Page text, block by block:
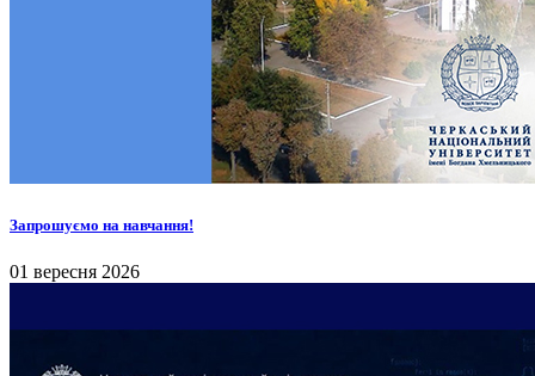
Запрошуємо на навчання!
01 вересня 2026